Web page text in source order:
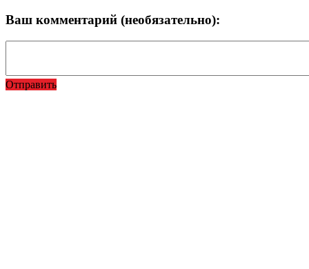
Ваш комментарий (необязательно):
Отправить